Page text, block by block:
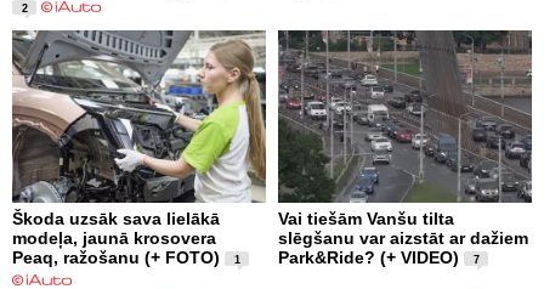
2
Škoda uzsāk sava lielākā
modeļa, jaunā krosovera
Peaq, ražošanu (+ FOTO)
1
Vai tiešām Vanšu tilta
slēgšanu var aizstāt ar dažiem
Park&Ride? (+ VIDEO)
7